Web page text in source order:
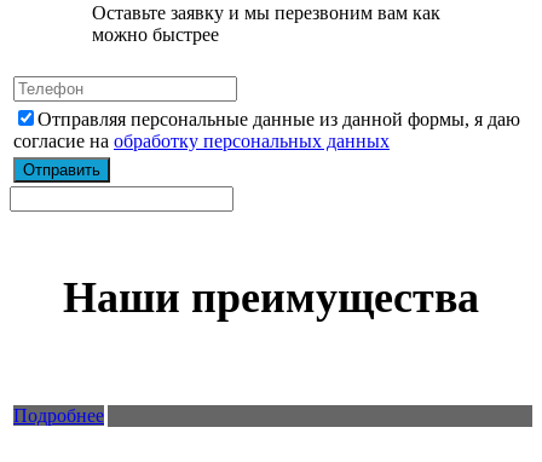
Оставьте заявку и мы перезвоним вам как
можно быстрее
Отправляя персональные данные из данной формы, я даю
согласие на обработку персональных данных
Наши преимущества
Подробнее